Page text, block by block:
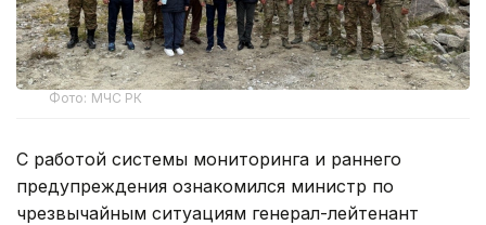
Фото: МЧС РК
С работой системы мониторинга и раннего
предупреждения ознакомился министр по
чрезвычайным ситуациям генерал-лейтенант